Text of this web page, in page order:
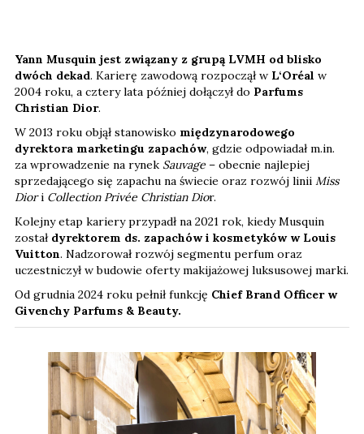
Yann Musquin jest związany z grupą LVMH od blisko
dwóch dekad. Karierę zawodową rozpoczął w L‘Oréal w
2004 roku, a cztery lata później dołączył do Parfums
Christian Dior.
W 2013 roku objął stanowisko międzynarodowego
dyrektora marketingu zapachów, gdzie odpowiadał m.in.
za wprowadzenie na rynek Sauvage – obecnie najlepiej
sprzedającego się zapachu na świecie oraz rozwój linii Miss
Diori Collection Privée Christian Dior.
Kolejny etap kariery przypadł na 2021 rok, kiedy Musquin
został dyrektorem ds. zapachów i kosmetyków w Louis
Vuitton. Nadzorował rozwój segmentu perfum oraz
uczestniczył w budowie oferty makijażowej luksusowej marki.
Od grudnia 2024 roku pełnił funkcję Chief Brand Officer w
Givenchy Parfums & Beauty.